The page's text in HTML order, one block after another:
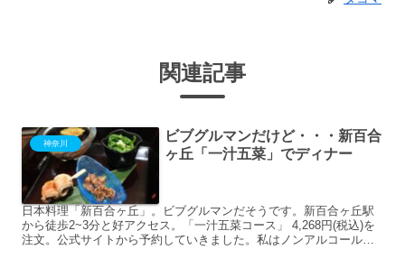
関連記事
神奈川
ビブグルマンだけど・・・新百合
ヶ丘「一汁五菜」でディナー
日本料理「新百合ヶ丘」。ビブグルマンだそうです。新百合ヶ丘駅
から徒歩2~3分と好アクセス。「一汁五菜コース」 4,268円(税込)を
注文。公式サイトから予約していきました。私はノンアルコールビ